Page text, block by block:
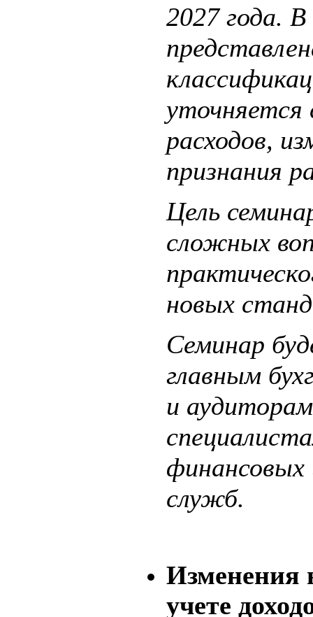
2027 года.
уточняется
расходов,
признания
Цель
сложных
новых
Семинар
главным
и
финансовых
служб.
Изменения
учете